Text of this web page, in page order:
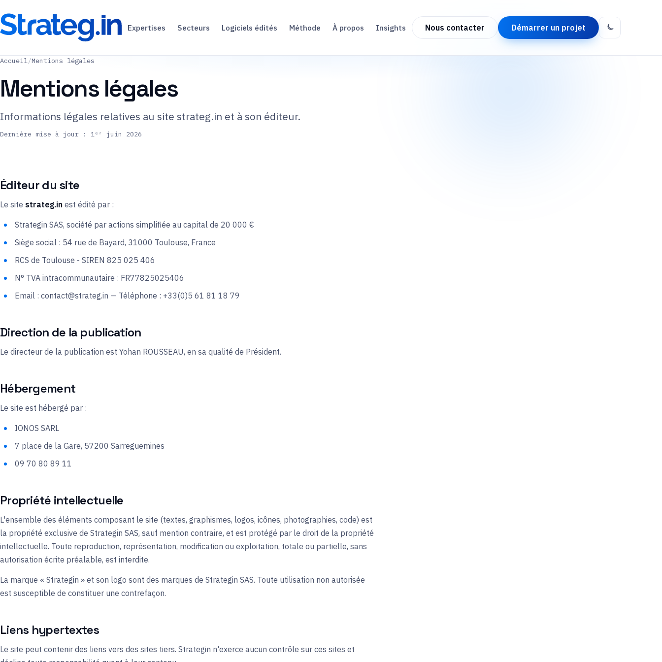
Expertises Secteurs Logiciels édités Méthode À propos Insights Nous contacter Démarrer un projet
Accueil/Mentions légales
Mentions légales
Informations légales relatives au site strateg.in et à son éditeur.
Dernière mise à jour : 1ᵉʳ juin 2026
Éditeur du site
Le site strateg.in est édité par :
Strategin SAS, société par actions simplifiée au capital de 20 000 €
Siège social : 54 rue de Bayard, 31000 Toulouse, France
RCS de Toulouse - SIREN 825 025 406
N° TVA intracommunautaire : FR77825025406
Email : contact@strateg.in — Téléphone : +33(0)5 61 81 18 79
Direction de la publication
Le directeur de la publication est Yohan ROUSSEAU, en sa qualité de Président.
Hébergement
Le site est hébergé par :
IONOS SARL
7 place de la Gare, 57200 Sarreguemines
09 70 80 89 11
Propriété intellectuelle
L'ensemble des éléments composant le site (textes, graphismes, logos, icônes, photographies, code) est
la propriété exclusive de Strategin SAS, sauf mention contraire, et est protégé par le droit de la propriété
intellectuelle. Toute reproduction, représentation, modification ou exploitation, totale ou partielle, sans
autorisation écrite préalable, est interdite.
La marque « Strategin » et son logo sont des marques de Strategin SAS. Toute utilisation non autorisée
est susceptible de constituer une contrefaçon.
Liens hypertextes
Le site peut contenir des liens vers des sites tiers. Strategin n'exerce aucun contrôle sur ces sites et